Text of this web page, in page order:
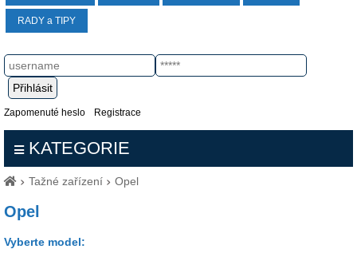
RADY a TIPY
Zapomenuté heslo Registrace
KATEGORIE
Tažné zařízení Opel
Opel
Vyberte model: